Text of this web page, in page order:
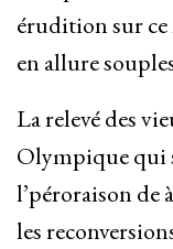
érudition sur ce
en allure
La relevé des
Olympique qui
l’péroraison de
les